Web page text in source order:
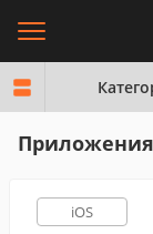
iOS